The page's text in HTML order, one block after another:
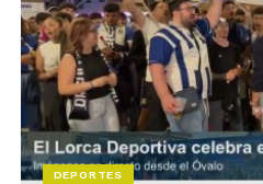
DEPORTES